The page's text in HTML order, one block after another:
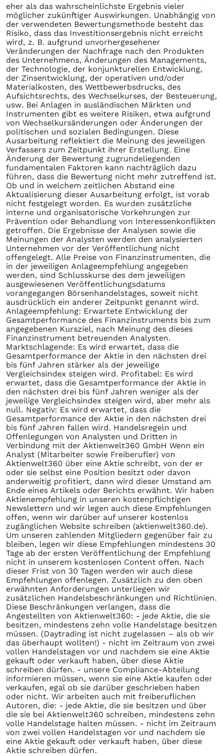
eher als das wahrscheinlichste Ergebnis vieler
möglicher zukünftiger Auswirkungen. Unabhängig von
der verwendeten Bewertungsmethode besteht das
Risiko, dass das Investitionsergebnis nicht erreicht
wird, z. B. aufgrund unvorhergesehener
Veränderungen der Nachfrage nach den Produkten
des Unternehmens, Änderungen des Managements,
der Technologie, der konjunkturellen Entwicklung,
der Zinsentwicklung, der operativen und/oder
Materialkosten, des Wettbewerbsdrucks, des
Aufsichtsrechts, des Wechselkurses, der Besteuerung,
usw. Bei Anlagen in ausländischen Märkten und
Instrumenten gibt es weitere Risiken, etwa aufgrund
von Wechselkursänderungen oder Änderungen der
politischen und sozialen Bedingungen. Diese
Ausarbeitung reflektiert die Meinung des jeweiligen
Verfassers zum Zeitpunkt ihrer Erstellung. Eine
Änderung der Bewertung zugrundeliegenden
fundamentalen Faktoren kann nachträglich dazu
führen, dass die Bewertung nicht mehr zutreffend ist.
Ob und in welchem zeitlichen Abstand eine
Aktualisierung dieser Ausarbeitung erfolgt, ist vorab
nicht festgelegt worden. Es wurden zusätzliche
interne und organisatorische Vorkehrungen zur
Prävention oder Behandlung von Interessenkonflikten
getroffen. Die Ergebnisse der Analysen sowie die
Meinungen der Analysten werden den analysierten
Unternehmen vor der Veröffentlichung nicht
offengelegt. Alle Preise von Finanzinstrumenten, die
in der jeweiligen Anlageempfehlung angegeben
werden, sind Schlusskurse des dem jeweiligen
ausgewiesenen Veröffentlichungsdatums
vorangegangen Börsenhandelstages, soweit nicht
ausdrücklich ein anderer Zeitpunkt genannt wird.
Anlageempfehlung: Erwartete Entwicklung der
Gesamtperformance des Finanzinstruments bis zum
angegebenen Kursziel, nach Meinung des dieses
Finanzinstrument betreuenden Analysten.
Marktschlagende: Es wird erwartet, dass die
Gesamtperformance der Aktie in den nächsten drei
bis fünf Jahren stärker als der jeweilige
Vergleichsindex steigen wird. Profitabel: Es wird
erwartet, dass die Gesamtperformance der Aktie in
den nächsten drei bis fünf Jahren weniger als der
jeweilige Vergleichsindex steigen wird, aber mehr als
null. Negativ: Es wird erwartet, dass die
Gesamtperformance der Aktie in den nächsten drei
bis fünf Jahren fallen wird. Handelsregeln und
Offenlegungen von Analysten und Dritten in
Verbindung mit der Aktienwelt360 GmbH Wenn ein
Analyst (Mitarbeiter sowie Freiberufler) von
Aktienwelt360 über eine Aktie schreibt, von der er
oder sie selbst eine Position besitzt oder davon
anderweitig profitiert, dann wird dieser Umstand am
Ende eines Artikels oder Berichts erwähnt. Wir haben
Aktienempfehlung in unseren kostenpflichtigen
Newslettern und wir legen auch diese Empfehlungen
offen, wenn wir darüber auf unserer kostenlos
zugänglichen Website schreiben (aktienwelt360.de).
Um unseren zahlenden Mitgliedern gegenüber fair zu
bleiben, legen wir diese Empfehlungen mindestens 30
Tage ab der ersten Veröffentlichung der Empfehlung
nicht in unserem kostenlosen Content offen. Nach
dieser Frist von 30 Tagen werden wir auch diese
Empfehlungen offenlegen. Zusätzlich zu den oben
erwähnten Anforderungen unterliegen wir
zusätzlichen Handelsbeschränkungen und Richtlinien.
Diese Beschränkungen verlangen, dass die
Angestellten von Aktienwelt360: - jede Aktie, die sie
besitzen, mindestens zehn volle Handelstage besitzen
müssen. (Daytrading ist nicht zugelassen – als ob wir
das überhaupt wollten!) - nicht im Zeitraum von zwei
vollen Handelstagen vor und nachdem sie eine Aktie
gekauft oder verkauft haben, über diese Aktie
schreiben dürfen. - unsere Compliance-Abteilung
informieren müssen, wenn sie eine Aktie kaufen oder
verkaufen, egal ob sie darüber geschrieben haben
oder nicht. Wir arbeiten auch mit freiberuflichen
Autoren, die: - jede Aktie, die sie besitzen und über
die sie bei Aktienwelt360 schreiben, mindestens zehn
volle Handelstage halten müssen. - nicht im Zeitraum
von zwei vollen Handelstagen vor und nachdem sie
eine Aktie gekauft oder verkauft haben, über diese
Aktie schreiben dürfen.